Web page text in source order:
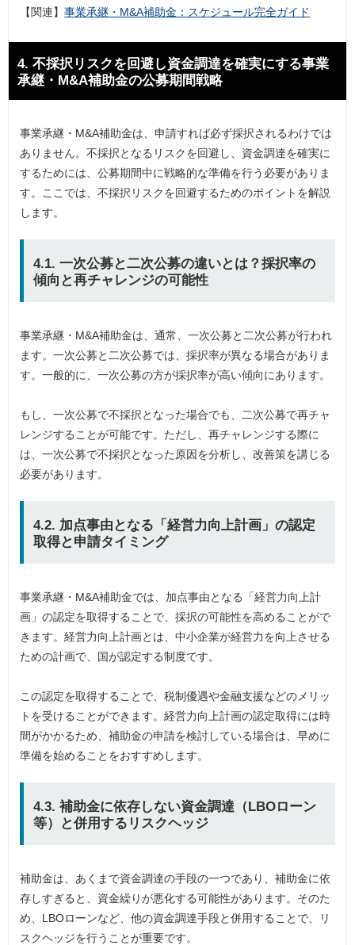
【関連】事業承継・M&A補助金：スケジュール完全ガイド
4. 不採択リスクを回避し資金調達を確実にする事業
承継・M&A補助金の公募期間戦略
事業承継・M&A補助金は、申請すれば必ず採択されるわけでは
ありません。不採択となるリスクを回避し、資金調達を確実に
するためには、公募期間中に戦略的な準備を行う必要がありま
す。ここでは、不採択リスクを回避するためのポイントを解説
します。
4.1. 一次公募と二次公募の違いとは？採択率の
傾向と再チャレンジの可能性
事業承継・M&A補助金は、通常、一次公募と二次公募が行われ
ます。一次公募と二次公募では、採択率が異なる場合がありま
す。一般的に、一次公募の方が採択率が高い傾向にあります。
もし、一次公募で不採択となった場合でも、二次公募で再チャ
レンジすることが可能です。ただし、再チャレンジする際に
は、一次公募で不採択となった原因を分析し、改善策を講じる
必要があります。
4.2. 加点事由となる「経営力向上計画」の認定
取得と申請タイミング
事業承継・M&A補助金では、加点事由となる「経営力向上計
画」の認定を取得することで、採択の可能性を高めることがで
きます。経営力向上計画とは、中小企業が経営力を向上させる
ための計画で、国が認定する制度です。
この認定を取得することで、税制優遇や金融支援などのメリッ
トを受けることができます。経営力向上計画の認定取得には時
間がかかるため、補助金の申請を検討している場合は、早めに
準備を始めることをおすすめします。
4.3. 補助金に依存しない資金調達（LBOローン
等）と併用するリスクヘッジ
補助金は、あくまで資金調達の手段の一つであり、補助金に依
存しすぎると、資金繰りが悪化する可能性があります。そのた
め、LBOローンなど、他の資金調達手段と併用することで、リ
スクヘッジを行うことが重要です。